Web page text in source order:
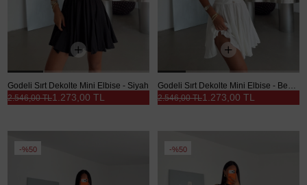
Godeli Sırt Dekolte Mini Elbise - Siyah
1.273,00 TL
2.546,00 TL 1.273,00 TL
2.546,00 TL
%50 %50